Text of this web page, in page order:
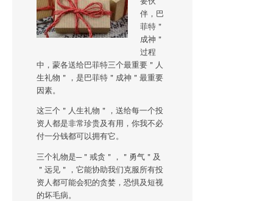
伴，巴
菲特＂
成神＂
过程
中，蒙各送给巴菲特三个最重要＂人
生礼物＂，是巴菲特＂成神＂最重要
因素。
这三个＂人生礼物＂，送给每一个投
资人都是非常珍贵及有用，你我不必
付一分钱都可以拥有它。
三个礼物是─＂戒贪＂，＂勇气＂及
＂远见＂，它能协助我们克服所有投
资人都可能会犯的贪婪，恐惧及短视
的坏毛病。